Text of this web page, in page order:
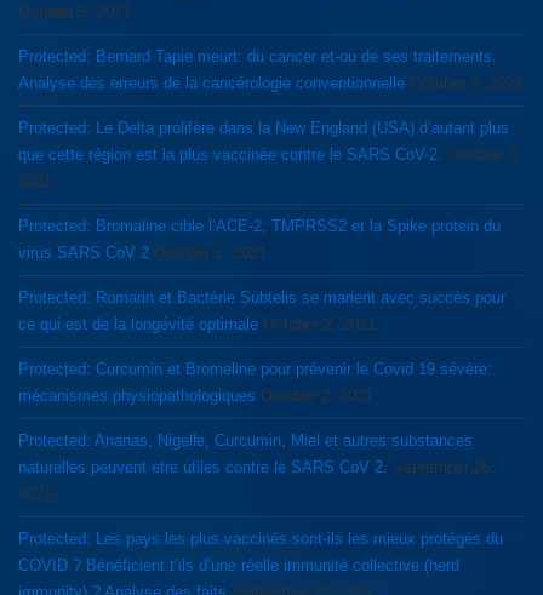
October 5, 2021
Protected: Bernard Tapie meurt: du cancer et-ou de ses traitements.
Analyse des erreurs de la cancérologie conventionnelle October 5, 2021
Protected: Le Delta prolifère dans la New England (USA) d’autant plus
que cette région est la plus vaccinée contre le SARS CoV-2. October 3,
2021
Protected: Bromaline cible l’ACE-2, TMPRSS2 et la Spike protein du
virus SARS CoV 2 October 2, 2021
Protected: Romarin et Bactérie Subtelis se marient avec succès pour
ce qui est de la longévité optimale October 2, 2021
Protected: Curcumin et Bromeline pour prévenir le Covid 19 sévère:
mécanismes physiopathologiques October 2, 2021
Protected: Ananas, Nigelle, Curcumin, Miel et autres substances
naturelles peuvent etre utiles contre le SARS CoV 2. September 26,
2021
Protected: Les pays les plus vaccinés sont-ils les mieux protégés du
COVID ? Bénéficient t’ils d’une réelle immunité collective (herd